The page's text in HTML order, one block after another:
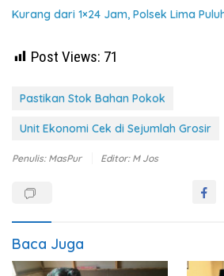
Kurang dari 1×24 Jam, Polsek Lima
Post Views: 71
Pastikan Stok Bahan Pokok
Unit Ekonomi Cek di Sejumlah Grosir
Penulis: MasPur Editor: M Jos
Baca Juga